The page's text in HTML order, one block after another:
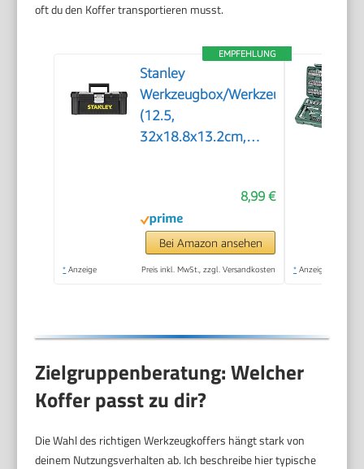
oft du den Koffer transportieren musst.
EMPFEHLUNG
Stanley
Werkzeugbox/Werkzeugkoffer
(12.5,
32x18.8x13.2cm,
Kleinteile und
Zubehör,
entnehmbare Trage)
8,99 €
Bei Amazon ansehen
* Anzeige Preis inkl. MwSt., zzgl. Versandkosten * Anzeige
Zielgruppenberatung: Welcher
Koffer passt zu dir?
Die Wahl des richtigen Werkzeugkoffers hängt stark von
deinem Nutzungsverhalten ab. Ich beschreibe hier typische